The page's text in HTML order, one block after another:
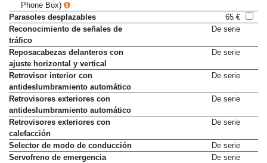
Phone Box)
Parasoles desplazables
65 €
Reconocimiento de señales de
tráfico
De serie
Reposacabezas delanteros con
ajuste horizontal y vertical
De serie
Retrovisor interior con
antideslumbramiento automático
De serie
Retrovisores exteriores con
antideslumbramiento automático
De serie
Retrovisores exteriores con
calefacción
De serie
Selector de modo de conducción
De serie
Servofreno de emergencia
De serie